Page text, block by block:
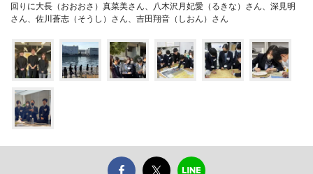
回りに大長（おおおさ）真菜美さん、八木沢月妃愛（るきな）さん、深見明
さん、佐川蒼志（そうし）さん、吉田翔音（しおん）さん